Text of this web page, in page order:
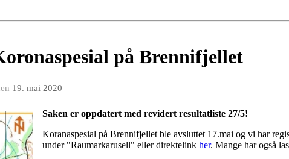
på Brennifjellet
19. mai 2020
Saken er oppdatert med revidert resultatliste 27/5!
Koranaspesial på Brennifjellet ble avsluttet 17.mai og vi har
under "Raumarkarusell" eller direktelink her. Mange har også